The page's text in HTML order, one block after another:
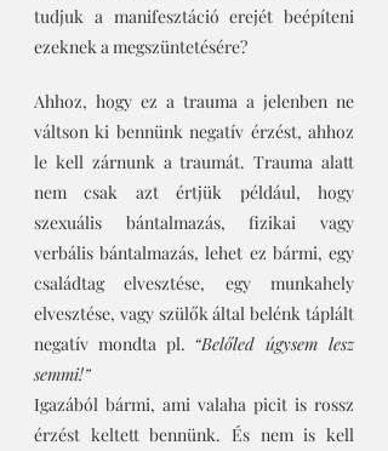
tudjuk a manifesztáció erejét beépíteni
ezeknek a megszüntetésére?
Ahhoz, hogy ez a trauma a jelenben ne
váltson ki bennünk negatív érzést, ahhoz
le kell zárnunk a traumát. Trauma alatt
nem csak azt értjük például, hogy
szexuális bántalmazás, fizikai vagy
verbális bántalmazás, lehet ez bármi, egy
családtag elvesztése, egy munkahely
elvesztése, vagy szülők által belénk táplált
negatív mondta pl. “Belőled úgysem lesz
semmi!”
Igazából bármi, ami valaha picit is rossz
érzést keltett bennünk. És nem is kell